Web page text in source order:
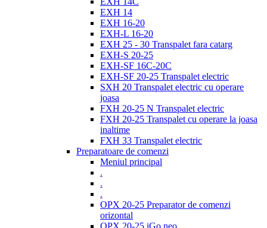
EXH 14
EXH 16-20
EXH-L 16-20
EXH 25 - 30 Transpalet fara catarg
EXH-S 20-25
EXH-SF 16C-20C
EXH-SF 20-25 Transpalet electric
SXH 20 Transpalet electric cu operare
joasa
FXH 20-25 N Transpalet electric
FXH 20-25 Transpalet cu operare la joasa
inaltime
FXH 33 Transpalet electric
Preparatoare de comenzi
Meniul principal
.
.
.
OPX 20-25 Preparator de comenzi
orizontal
OPX 20-25 iGo neo